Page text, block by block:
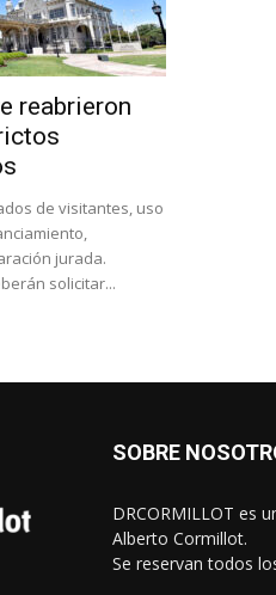
reabrieron
de visitantes, uso
jurada.
solicitar...
SOBRE
DRCORMILLOT es
Alberto Cormillot.
Se reservan todos